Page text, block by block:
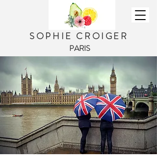
SOPHIE CROIGER
PARIS